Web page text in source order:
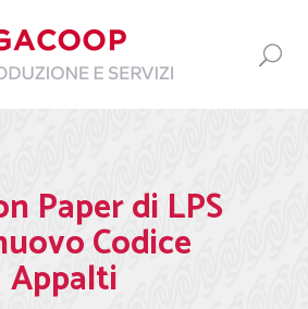
Paper di LPS
Codice
Appalti